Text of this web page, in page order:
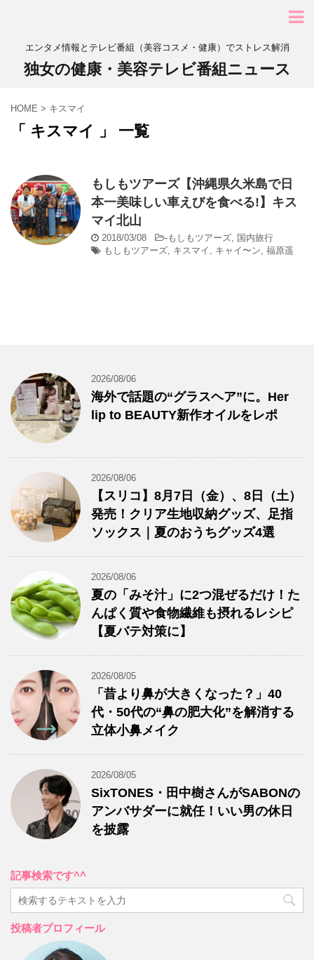
エンタメ情報とテレビ番組（美容コスメ・健康）でストレス解消
独女の健康・美容テレビ番組ニュース
HOME > キスマイ
「 キスマイ 」 一覧
もしもツアーズ【沖縄県久米島で日
本一美味しい車えびを食べる!】キス
マイ北山
2018/03/08 -もしもツアーズ, 国内旅行
もしもツアーズ, キスマイ , キャイ〜ン, 福原遥
2026/08/06
海外で話題の“グラスヘア”に。Her
lip to BEAUTY新作オイルをレポ
2026/08/06
【スリコ】8月7日（金）、8日（土）
発売！クリア生地収納グッズ、足指
ソックス｜夏のおうちグッズ4選
2026/08/06
夏の「みそ汁」に2つ混ぜるだけ！た
んぱく質や食物繊維も摂れるレシピ
【夏バテ対策に】
2026/08/05
「昔より鼻が大きくなった？」40
代・50代の“鼻の肥大化”を解消する
立体小鼻メイク
2026/08/05
SixTONES・田中樹さんがSABONの
アンバサダーに就任！いい男の休日
を披露
記事検索です^^
投稿者プロフィール